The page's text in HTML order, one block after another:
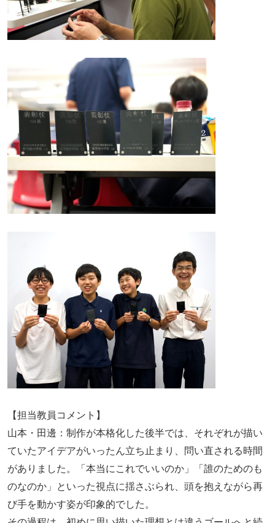
【担当教員コメント】
山本・田邊：制作が本格化した後半では、それぞれが描い
ていたアイデアがいったん立ち止まり、問い直される時間
がありました。「本当にこれでいいのか」「誰のためのも
のなのか」といった視点に揺さぶられ、頭を抱えながら再
び手を動かす姿が印象的でした。